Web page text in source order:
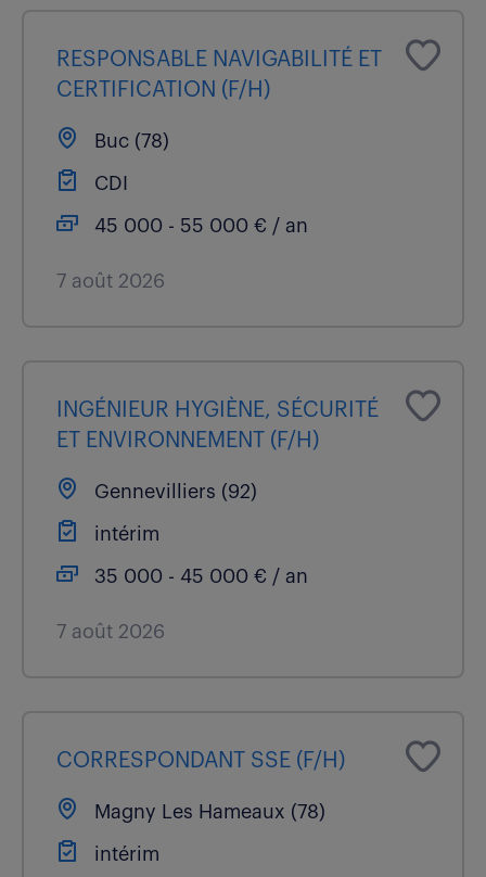
RESPONSABLE NAVIGABILITÉ ET
CERTIFICATION (F/H)
Buc (78)
CDI
45 000 - 55 000 € / an
7 août 2026
INGÉNIEUR HYGIÈNE, SÉCURITÉ
ET ENVIRONNEMENT (F/H)
Gennevilliers (92)
intérim
35 000 - 45 000 € / an
7 août 2026
CORRESPONDANT SSE (F/H)
Magny Les Hameaux (78)
intérim